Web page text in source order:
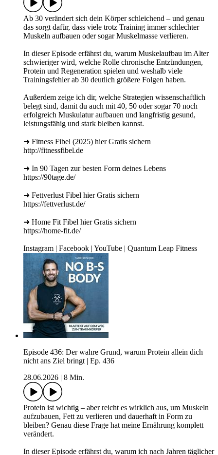
Ab 30 verändert sich dein Körper schleichend – und genau
das sorgt dafür, dass viele trotz Training immer schlechter
Muskeln aufbauen oder sogar Muskelmasse verlieren.
In dieser Episode erfährst du, warum Muskelaufbau im Alter
schwieriger wird, welche Rolle chronische Entzündungen,
Protein und Regeneration spielen und weshalb viele
Trainingsfehler ab 30 deutlich größere Folgen haben.
Außerdem zeige ich dir, welche Strategien wissenschaftlich
belegt sind, damit du auch mit 40, 50 oder sogar 70 noch
erfolgreich Muskulatur aufbauen und langfristig gesund,
leistungsfähig und stark bleiben kannst.
➜ Fitness Fibel (2025) hier Gratis sichern
http://fitnessfibel.de
➜ In 90 Tagen zur besten Form deines Lebens
https://90tage.de/
➜ Fettverlust Fibel hier Gratis sichern
https://fettverlust.de/
➜ Home Fit Fibel hier Gratis sichern
https://home-fit.de/
Instagram | Facebook | YouTube | Quantum Leap Fitness
Episode 436: Der wahre Grund, warum Protein allein dich
nicht ans Ziel bringt | Ep. 436
28.06.2026
8 Min.
Protein ist wichtig – aber reicht es wirklich aus, um Muskeln
aufzubauen, Fett zu verlieren und dauerhaft in Form zu
bleiben? Genau diese Frage hat meine Ernährung komplett
verändert.
In dieser Episode erfährst du, warum ich nach Jahren täglicher